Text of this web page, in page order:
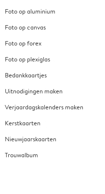
Foto op aluminium
Foto op canvas
Foto op forex
Foto op plexiglas
Bedankkaartjes
Uitnodigingen maken
Verjaardagskalenders maken
Kerstkaarten
Nieuwjaarskaarten
Trouwalbum